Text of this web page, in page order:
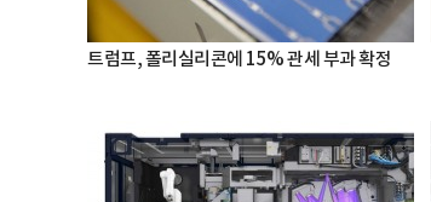
트럼프, 폴리실리콘에 15% 관세 부과 확정